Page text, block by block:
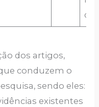
de
dos artigos,
conduzem o
sendo eles:
existentes